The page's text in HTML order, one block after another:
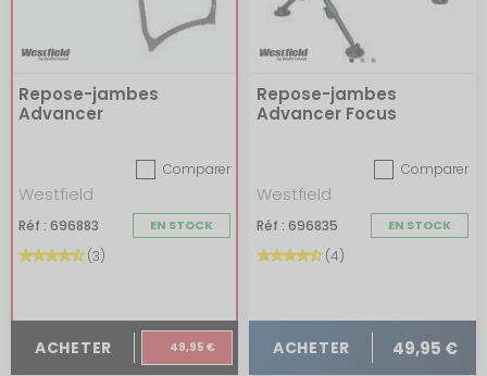
Repose-jambes
Advancer
Comparer
Westfield
Réf : 696883 EN STOCK
(3)
ACHETER 49,95 €
Repose-jambes
Advancer Focus
Comparer
Westfield
Réf : 696835 EN STOCK
(4)
ACHETER 49,95 €